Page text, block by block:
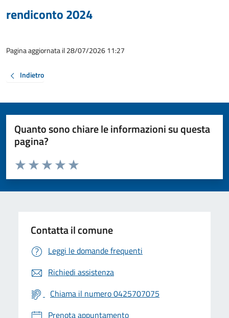
rendiconto 2024
Pagina aggiornata il 28/07/2026 11:27
Indietro
Quanto sono chiare le informazioni su questa
pagina?
Valuta da 1 a 5 stelle la pagina
Valuta 5 stelle su 5
Valuta 4 stelle su 5
Valuta 3 stelle su 5
Valuta 2 stelle su 5
Valuta 1 stelle su 5
Contatta il comune
Leggi le domande frequenti
Richiedi assistenza
Chiama il numero 0425707075
Prenota appuntamento